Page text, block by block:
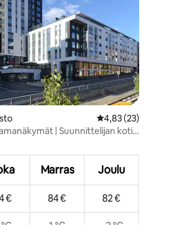
5/5, 8 arvostelua
Keskimääräinen
4,83 (23)
| Suunnittelijan koti
Marras Joulu
€ 84 € 82 €